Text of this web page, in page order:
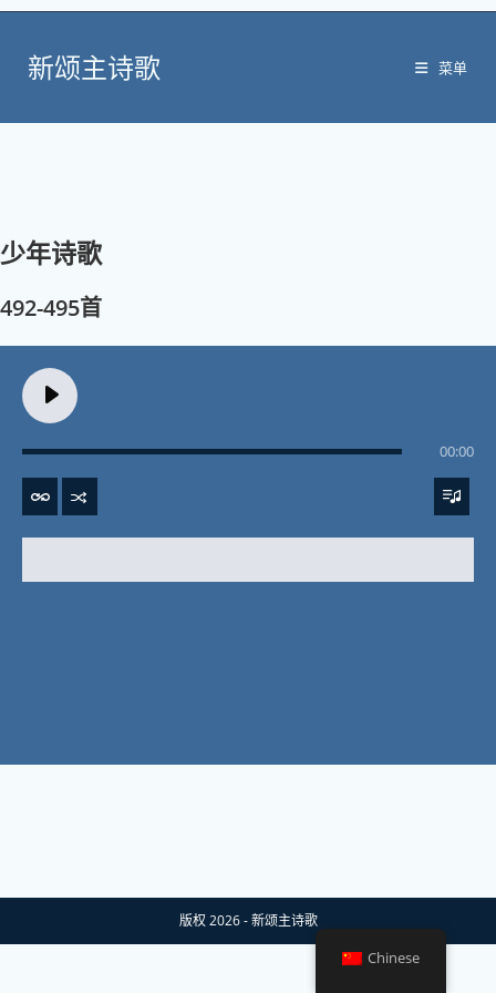
Skip
content新颂主诗歌 菜单
少年诗歌
492-495首
00:00
版权 2026 - 新颂主诗歌
Chinese